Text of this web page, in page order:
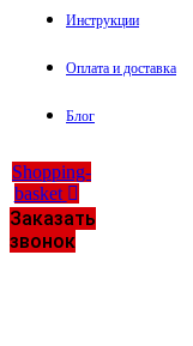
Инструкции
Оплата и доставка
Блог
Shopping-
basket
Заказать
звонок